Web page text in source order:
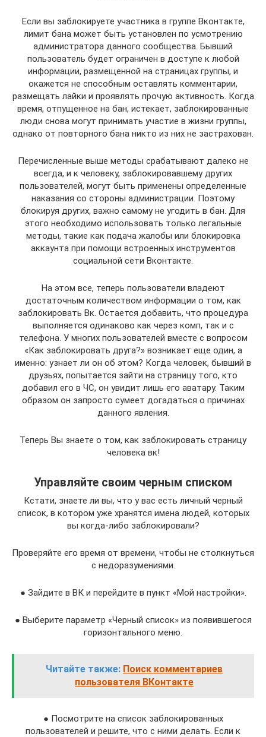
Если вы заблокируете участника в группе Вконтакте,
лимит бана может быть установлен по усмотрению
администратора данного сообщества. Бывший
пользователь будет ограничен в доступе к любой
информации, размещенной на страницах группы, и
окажется не способным оставлять комментарии,
размещать лайки и проявлять прочую активность. Когда
время, отпущенное на бан, истекает, заблокированные
люди снова могут принимать участие в жизни группы,
однако от повторного бана никто из них не застрахован.
Перечисленные выше методы срабатывают далеко не
всегда, и к человеку, заблокировавшему других
пользователей, могут быть применены определенные
наказания со стороны администрации. Поэтому
блокируя других, важно самому не угодить в бан. Для
этого необходимо использовать только легальные
методы, такие как подача жалобы или блокировка
аккаунта при помощи встроенных инструментов
социальной сети Вконтакте.
На этом все, теперь пользователи владеют
достаточным количеством информации о том, как
заблокировать Вк. Остается добавить, что процедура
выполняется одинаково как через комп, так и с
телефона. У многих пользователей вместе с вопросом
«Как заблокировать друга?» возникает еще один, а
именно: узнает ли он об этом? Когда человек, бывший в
друзьях, попытается зайти на страницу того, кто
добавил его в ЧС, он увидит лишь его аватару. Таким
образом он запросто сумеет догадаться о причинах
данного явления.
Теперь Вы знаете о том, как заблокировать страницу
человека вк!
Управляйте своим черным списком
Кстати, знаете ли вы, что у вас есть личный черный
список, в котором уже хранятся имена людей, которых
вы когда-либо заблокировали?
Проверяйте его время от времени, чтобы не столкнуться
с недоразумениями.
● Зайдите в ВК и перейдите в пункт «Мой настройки».
● Выберите параметр «Черный список» из появившегося
горизонтального меню.
Читайте также: Поиск комментариев
пользователя ВКонтакте
● Посмотрите на список заблокированных
пользователей и решите, что с ними делать. Если к